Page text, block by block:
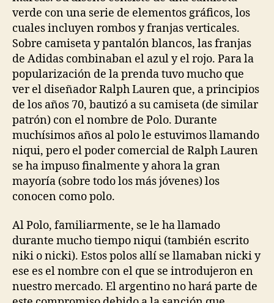
verde con una serie de elementos gráficos, los
cuales incluyen rombos y franjas verticales.
Sobre camiseta y pantalón blancos, las franjas
de Adidas combinaban el azul y el rojo. Para la
popularización de la prenda tuvo mucho que
ver el diseñador Ralph Lauren que, a principios
de los años 70, bautizó a su camiseta (de similar
patrón) con el nombre de Polo. Durante
muchísimos años al polo le estuvimos llamando
niqui, pero el poder comercial de Ralph Lauren
se ha impuso finalmente y ahora la gran
mayoría (sobre todo los más jóvenes) los
conocen como polo.
Al Polo, familiarmente, se le ha llamado
durante mucho tiempo niqui (también escrito
niki o nicki). Estos polos allí se llamaban nicki y
ese es el nombre con el que se introdujeron en
nuestro mercado. El argentino no hará parte de